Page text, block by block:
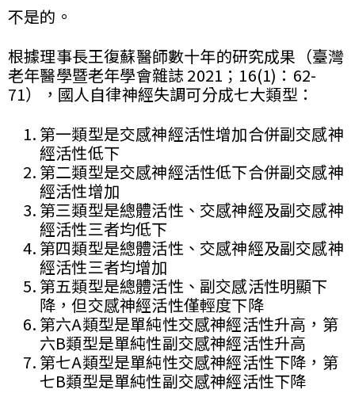
不是的。
根據理事長王復蘇醫師數十年的研究成果（臺灣
老年醫學暨老年學會雜誌 2021；16(1)：62-
71），國人自律神經失調可分成七大類型：
第一類型是交感神經活性增加合併副交感神
經活性低下
第二類型是交感神經活性低下合併副交感神
經活性增加
第三類型是總體活性、交感神經及副交感神
經活性三者均低下
第四類型是總體活性、交感神經及副交感神
經活性三者均增加
第五類型是總體活性、副交感活性明顯下
降，但交感神經活性僅輕度下降
第六A類型是單純性交感神經活性升高，第
六B類型是單純性副交感神經活性升高
第七A類型是單純性交感神經活性下降，第
七B類型是單純性副交感神經活性下降
您好，您的會員申請，已成功送出，經本協會理事
會審核通過後即通知您進行繳費，繳費資訊如下
——
【會費】
個人會員:
入會費新臺幣1200元，於會員入會時繳納；常年會
團體會員:
入會費新臺幣3000元，於會員入會時繳納；常年會
費3000元，於每年度繳納。
戶名: 社團法人台灣自律神經健康培訓暨發展協會
帳號: 003-03-501566-2
銀行: (013) 國泰世華 南京東路分行